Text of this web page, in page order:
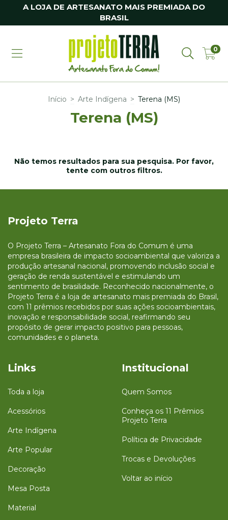
A LOJA DE ARTESANATO MAIS PREMIADA DO
BRASIL
0
Início > Arte Indígena > Terena (MS)
Terena (MS)
Não temos resultados para sua pesquisa. Por favor,
tente com outros filtros.
Projeto Terra
O Projeto Terra – Artesanato Fora do Comum é uma
empresa brasileira de impacto socioambiental que valoriza a
produção artesanal nacional, promovendo inclusão social e
geração de renda sustentável e estimulando um
sentimento de brasilidade. Reconhecido nacionalmente, o
Projeto Terra é a loja de artesanato mais premiada do Brasil,
com 11 prêmios recebidos por suas ações socioambientais,
inovação e responsabilidade social, reafirmando seu
propósito de gerar impacto positivo para pessoas,
comunidades e o planeta.
Links
Toda a loja
Acessórios
Arte Indígena
Arte Popular
Decoração
Mesa Posta
Material
Institucional
Quem Somos
Conheça os 11 Prêmios
Projeto Terra
Política de Privacidade
Trocas e Devoluções
Voltar ao início